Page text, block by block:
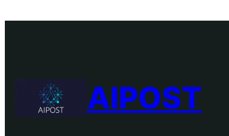
AIPOST